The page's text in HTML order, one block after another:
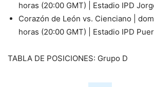
horas (20:00 GMT) | Estadio IPD
Corazón de León vs. Cienciano |
horas (20:00 GMT) | Estadio IPD
TABLA DE POSICIONES: Grupo D